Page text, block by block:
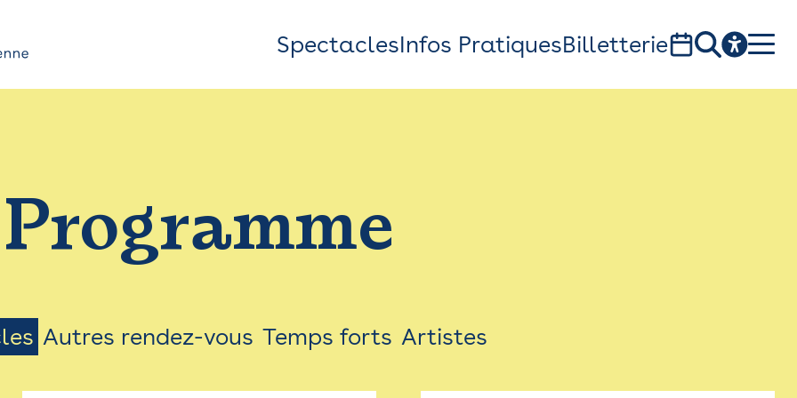
Top
Bar
Menu
SpectaclesInfos PratiquesBilletterie
1, av. du Chateau d'eau - 31300 Toulouse
Programme
Autres rendez-vous Temps forts Artistes